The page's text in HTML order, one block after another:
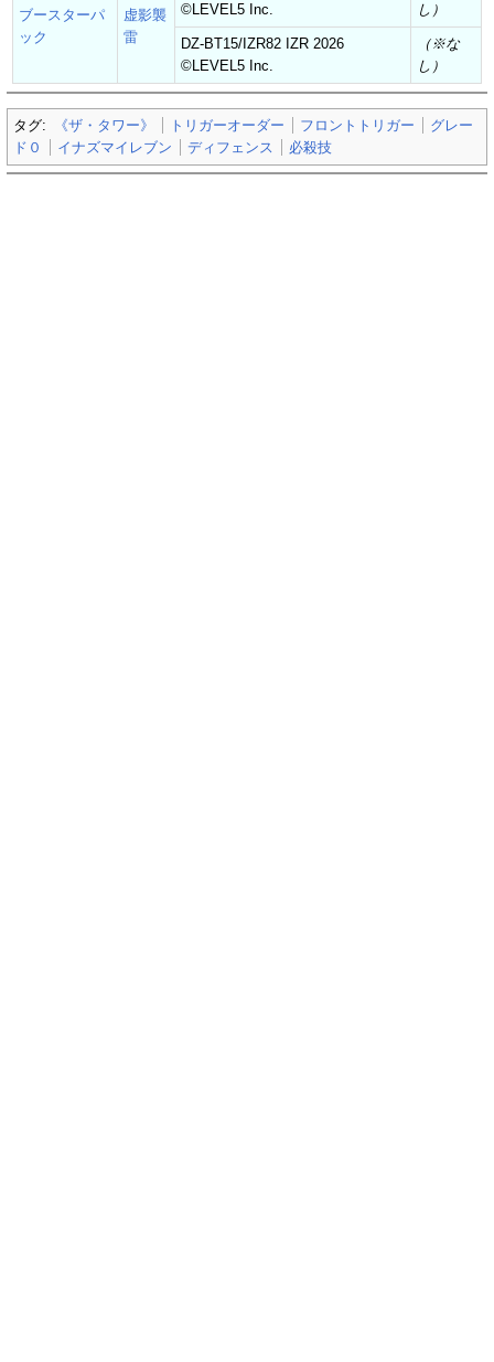
ブースターパ
ック
虚影襲
雷
©︎LEVEL5 Inc.
し）
DZ-BT15/IZR82 IZR 2026
©︎LEVEL5 Inc.
（※な
し）
タグ: 《ザ・タワー》 トリガーオーダー フロントトリガー
グレー
ド０
イナズマイレブン ディフェンス 必殺技